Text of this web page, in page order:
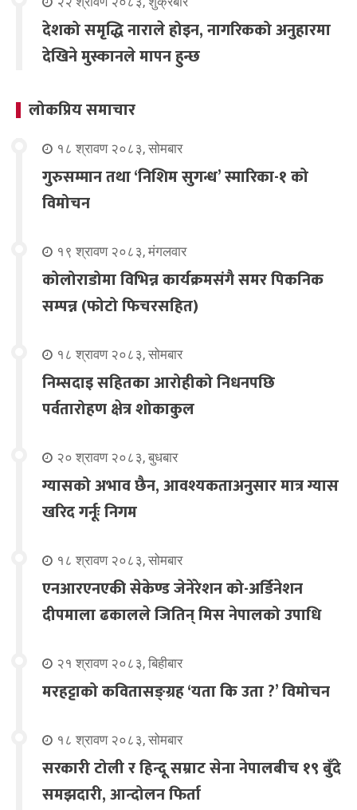
देशको समृद्धि नाराले होइन, नागरिकको अनुहारमा
देखिने मुस्कानले मापन हुन्छ
लोकप्रिय समाचार
१८ श्रावण २०८३, सोमबार
गुरुसम्मान तथा ‘निशिम सुगन्ध’ स्मारिका-१ को
विमोचन
१९ श्रावण २०८३, मंगलवार
कोलोराडोमा विभिन्न कार्यक्रमसंगै समर पिकनिक
सम्पन्न (फोटो फिचरसहित)
१८ श्रावण २०८३, सोमबार
निम्सदाइ सहितका आरोहीको निधनपछि
पर्वतारोहण क्षेत्र शोकाकुल
२० श्रावण २०८३, बुधबार
ग्यासको अभाव छैन, आवश्यकताअनुसार मात्र ग्यास
खरिद गर्नूः निगम
१८ श्रावण २०८३, सोमबार
एनआरएनएकी सेकेण्ड जेनेरेशन को-अर्डिनेशन
दीपमाला ढकालले जितिन् मिस नेपालको उपाधि
२१ श्रावण २०८३, बिहीबार
मरहट्टाको कवितासङ्ग्रह ‘यता कि उता ?’ विमोचन
१८ श्रावण २०८३, सोमबार
सरकारी टोली र हिन्दू सम्राट सेना नेपालबीच १९ बुँदे
समझदारी, आन्दोलन फिर्ता